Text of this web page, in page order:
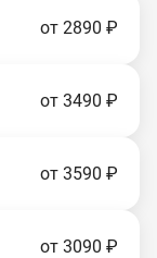
от 2890 ₽
от 3490 ₽
от 3590 ₽
от 3090 ₽